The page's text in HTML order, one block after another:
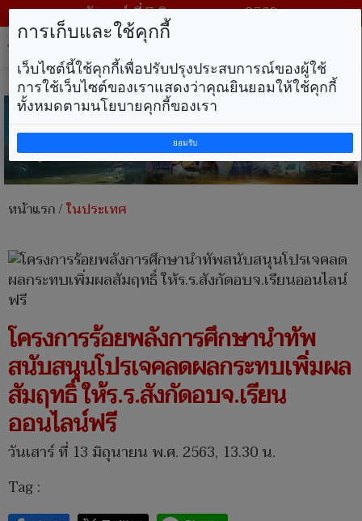
วันศุกร์ ที่ 7 สิงหาคม พ.ศ. 2569
หน้าแรก/ในประเทศ
โครงการร้อยพลังการศึกษานำทัพ
สนับสนุนโปรเจคลดผลกระทบเพิ่มผล
สัมฤทธิ์ ให้ร.ร.สังกัดอบจ.เรียน
ออนไลน์ฟรี
วันเสาร์ ที่ 13 มิถุนายน พ.ศ. 2563, 13.30 น.
Tag :
การเก็บและใช้คุกกี้
เว็บไซต์นี้ใช้คุกกี้เพื่อปรับปรุงประสบการณ์ของผู้ใช้
การใช้เว็บไซต์ของเราแสดงว่าคุณยินยอมให้ใช้คุกกี้
ทั้งหมดตามนโยบายคุกกี้ของเรา
ยอมรับ